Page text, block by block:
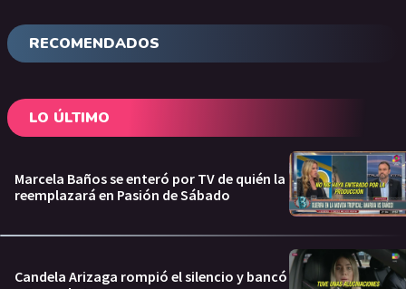
RECOMENDADOS
LO ÚLTIMO
Marcela Baños se enteró por TV de quién la
reemplazará en Pasión de Sábado
Candela Arizaga rompió el silencio y bancó